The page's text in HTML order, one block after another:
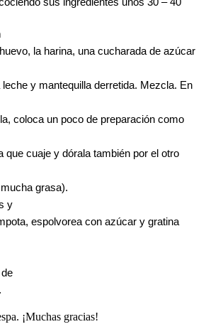
la harina, una cucharada de azúcar
y mantequilla derretida. Mezcla. En
coloca un poco de preparación como
que cuaje y dórala también por el otro
grasa).
y
espolvorea con azúcar y gratina
¡Muchas gracias!